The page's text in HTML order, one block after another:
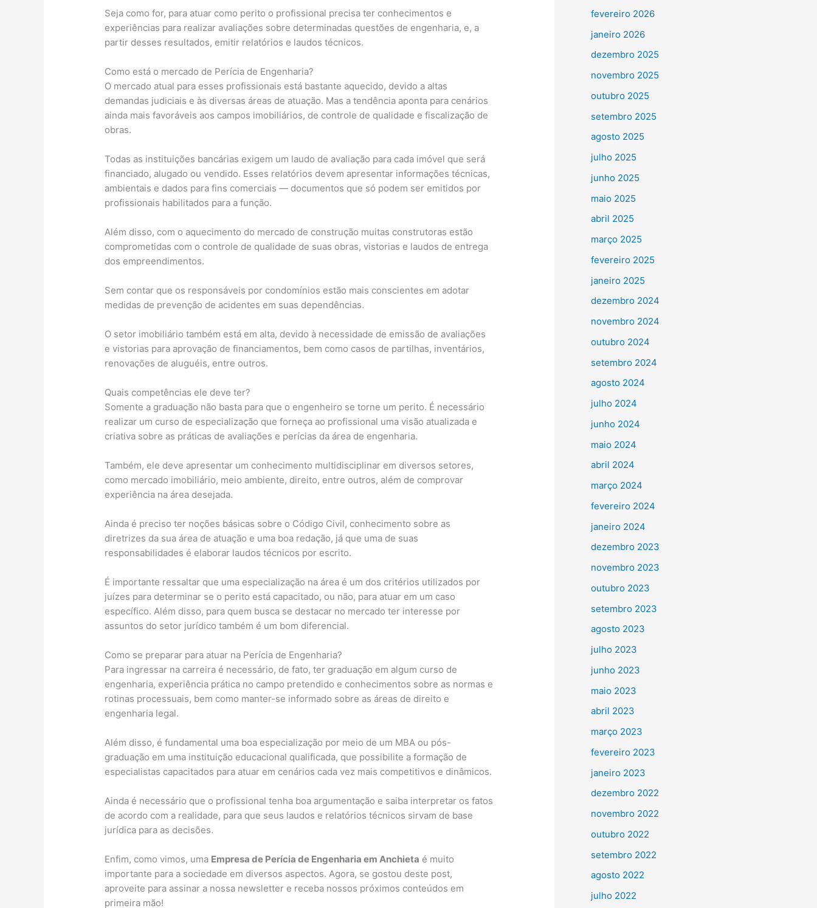
Seja como for, para atuar como perito o profissional precisa ter conhecimentos e
experiências para realizar avaliações sobre determinadas questões de engenharia, e, a
partir desses resultados, emitir relatórios e laudos técnicos.
Como está o mercado de Perícia de Engenharia?
O mercado atual para esses profissionais está bastante aquecido, devido a altas
demandas judiciais e às diversas áreas de atuação. Mas a tendência aponta para cenários
ainda mais favoráveis aos campos imobiliários, de controle de qualidade e fiscalização de
obras.
Todas as instituições bancárias exigem um laudo de avaliação para cada imóvel que será
financiado, alugado ou vendido. Esses relatórios devem apresentar informações técnicas,
ambientais e dados para fins comerciais — documentos que só podem ser emitidos por
profissionais habilitados para a função.
Além disso, com o aquecimento do mercado de construção muitas construtoras estão
comprometidas com o controle de qualidade de suas obras, vistorias e laudos de entrega
dos empreendimentos.
Sem contar que os responsáveis por condomínios estão mais conscientes em adotar
medidas de prevenção de acidentes em suas dependências.
O setor imobiliário também está em alta, devido à necessidade de emissão de avaliações
e vistorias para aprovação de financiamentos, bem como casos de partilhas, inventários,
renovações de aluguéis, entre outros.
Quais competências ele deve ter?
Somente a graduação não basta para que o engenheiro se torne um perito. É necessário
realizar um curso de especialização que forneça ao profissional uma visão atualizada e
criativa sobre as práticas de avaliações e perícias da área de engenharia.
Também, ele deve apresentar um conhecimento multidisciplinar em diversos setores,
como mercado imobiliário, meio ambiente, direito, entre outros, além de comprovar
experiência na área desejada.
Ainda é preciso ter noções básicas sobre o Código Civil, conhecimento sobre as
diretrizes da sua área de atuação e uma boa redação, já que uma de suas
responsabilidades é elaborar laudos técnicos por escrito.
É importante ressaltar que uma especialização na área é um dos critérios utilizados por
juízes para determinar se o perito está capacitado, ou não, para atuar em um caso
específico. Além disso, para quem busca se destacar no mercado ter interesse por
assuntos do setor jurídico também é um bom diferencial.
Como se preparar para atuar na Perícia de Engenharia?
Para ingressar na carreira é necessário, de fato, ter graduação em algum curso de
engenharia, experiência prática no campo pretendido e conhecimentos sobre as normas e
rotinas processuais, bem como manter-se informado sobre as áreas de direito e
engenharia legal.
Além disso, é fundamental uma boa especialização por meio de um MBA ou pós-
graduação em uma instituição educacional qualificada, que possibilite a formação de
especialistas capacitados para atuar em cenários cada vez mais competitivos e dinâmicos.
Ainda é necessário que o profissional tenha boa argumentação e saiba interpretar os fatos
de acordo com a realidade, para que seus laudos e relatórios técnicos sirvam de base
jurídica para as decisões.
Enfim, como vimos, uma Empresa de Perícia de Engenharia em Anchieta é muito
importante para a sociedade em diversos aspectos. Agora, se gostou deste post,
aproveite para assinar a nossa newsletter e receba nossos próximos conteúdos em
primeira mão!
fevereiro 2026
janeiro 2026
dezembro 2025
novembro 2025
outubro 2025
setembro 2025
agosto 2025
julho 2025
junho 2025
maio 2025
abril 2025
março 2025
fevereiro 2025
janeiro 2025
dezembro 2024
novembro 2024
outubro 2024
setembro 2024
agosto 2024
julho 2024
junho 2024
maio 2024
abril 2024
março 2024
fevereiro 2024
janeiro 2024
dezembro 2023
novembro 2023
outubro 2023
setembro 2023
agosto 2023
julho 2023
junho 2023
maio 2023
abril 2023
março 2023
fevereiro 2023
janeiro 2023
dezembro 2022
novembro 2022
outubro 2022
setembro 2022
agosto 2022
julho 2022